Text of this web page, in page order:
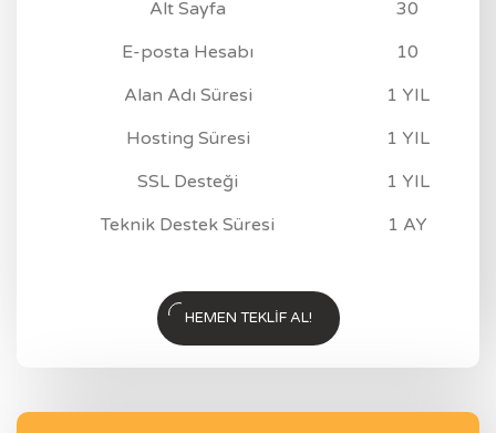
Alt Sayfa
30
E-posta Hesabı
10
Alan Adı Süresi
1 YIL
Hosting Süresi
1 YIL
SSL Desteği
1 YIL
Teknik Destek Süresi
1 AY
HEMEN TEKLIF AL!